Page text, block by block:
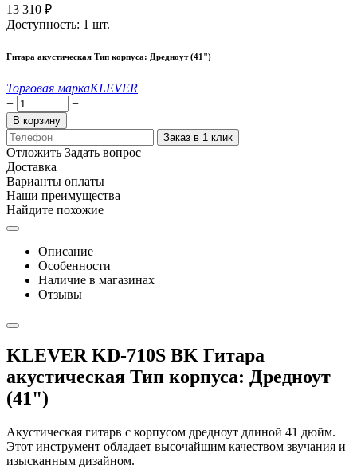
13 310 ₽
Доступность: 1 шт.
Гитара акустическая Тип корпуса: Дредноут (41")
Торговая маркаKLEVER
+
−
В корзину
Заказ в 1 клик
Отложить Задать вопрос
Доставка
Варианты оплаты
Наши преимущества
Найдите похожие
Описание
Особенности
Наличие в магазинах
Отзывы
KLEVER KD-710S BK Гитара
акустическая Тип корпуса: Дредноут
(41")
Акустическая гитарв с корпусом дредноут длиной 41 дюйм.
Этот инструмент обладает высочайшим качеством звучания и
изысканным дизайном.